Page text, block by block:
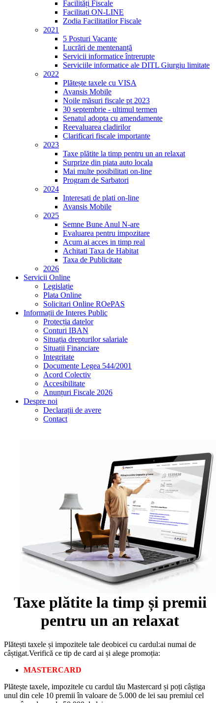
Facilități Fiscale
Facilitati ON-LINE
Zodia Facilitatilor Fiscale
2021
5 Posturi Vacante
Lucrări de mentenanță
Servicii informatice întrerupte
Serviciile informatice ale DITL Giurgiu limitate
2022
Plătește taxele cu VISA
Avansis Mobile
Noile măsuri fiscale pt 2023
30 septembrie - ultimul termen
Senatul adopta cu amendamente
Reevaluarea cladirilor
Clarificari fiscale importante
2023
Taxe plătite la timp pentru un an relaxat
Surprize din piata auto locala
Mai multe posibilitati on-line
Program de Sarbatori
2024
Interesati de plati on-line
Avansis Mobile
2025
Semne Bune Anul N-are
Evaluarea pentru impozitare
Acum ai acces in timp real
Achitati Taxa de Habitat
Taxa de Publicitate
2026
Servicii Online
Legislație
Plata Online
Solicitari Online ROePAS
Informații de Interes Public
Protecția datelor
Conturi IBAN
Situația drepturilor salariale
Situatii Financiare
Integritate
Documente Legea 544/2001
Acord Colectiv
Accesibilitate
Anunțuri Fiscale 2026
Despre noi
Declarații de avere
Contact
Taxe plătite la timp și premii
pentru un an relaxat
Plătești taxele și impozitele tale deobicei cu cardul:ai numai de
câștigat.Verifică ce tip de card ai și alege promoția:
MASTERCARD
Plătește taxele, impozitele cu cardul tău Mastercard și poți câștiga
unul din cele 10 premii în valoare de 5.000 de lei sau premiul cel